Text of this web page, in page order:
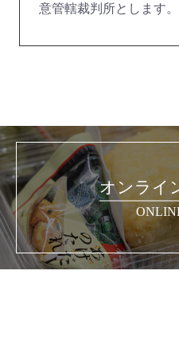
意管轄裁判所とします。
オンライ